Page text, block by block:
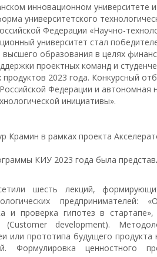
инновационном университете
университетского
Федерации «Научно-
университет стал
образования в целях
проектных команд и
2023 года. Конкурсный
Федерации и автономная
инициативы».
КИУ 2023 года была
шесть лекций,
предпринимателей:
и проверка гипотез в
(Customer development).
или прототипа будущего
Формулировка ценностного